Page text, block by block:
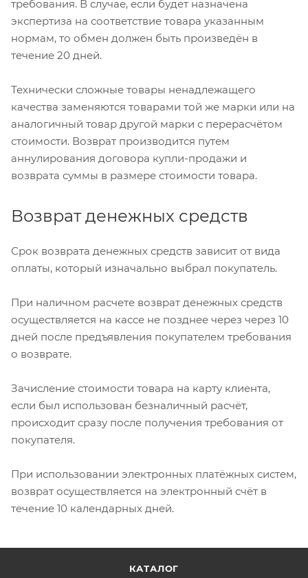
требования. В случае, если будет назначена
экспертиза на соответствие товара указанным
нормам, то обмен должен быть произведён в
течение 20 дней.
Технически сложные товары ненадлежащего
качества заменяются товарами той же марки или на
аналогичный товар другой марки с перерасчётом
стоимости. Возврат производится путем
аннулирования договора купли-продажи и
возврата суммы в размере стоимости товара.
Возврат денежных средств
Срок возврата денежных средств зависит от вида
оплаты, который изначально выбрал покупатель.
При наличном расчете возврат денежных средств
осуществляется на кассе не позднее через через 10
дней после предъявления покупателем требования
о возврате.
Зачисление стоимости товара на карту клиента,
если был использован безналичный расчёт,
происходит сразу после получения требования от
покупателя.
При использовании электронных платёжных систем,
возврат осуществляется на электронный счёт в
течение 10 календарных дней.
КАТАЛОГ